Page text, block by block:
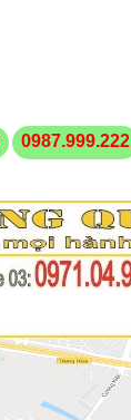
0987.999.222